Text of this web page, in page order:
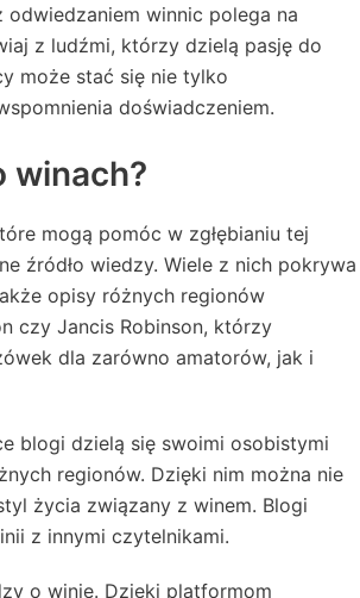
winnic polega na
z ludźmi, którzy dzielą pasję do
może stać się nie tylko
doświadczeniem.
winach?
mogą pomóc w zgłębianiu tej
źródło wiedzy. Wiele z nich pokrywa
opisy różnych regionów
czy Jancis Robinson, którzy
dla zarówno amatorów, jak i
blogi dzielą się swoimi osobistymi
regionów. Dzięki nim można nie
życia związany z winem. Blogi
z innymi czytelnikami.
o winie. Dzięki platformom